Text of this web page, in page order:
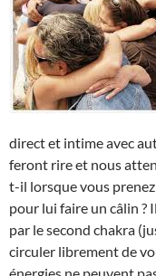
direct et intime avec
feront rire et nous
t-il lorsque vous
pour lui faire un câlin ?
par le second chakra
circuler librement de
énergies ne peuvent